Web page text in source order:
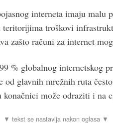
interneta imaju malu
troškovi
zašto računi za internet
% globalnog internetskog
od glavnih mrežnih ruta
može odraziti i na